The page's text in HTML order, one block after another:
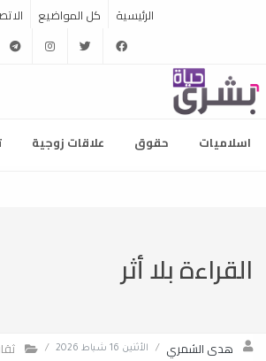
الرئيسية كل المواضيع
facebook
twitter
instagram
اسلاميات حقوق علاقات زوجية
القراءة بلا أثر
هدى الشمري / الأثنين 16 شباط 2026 /